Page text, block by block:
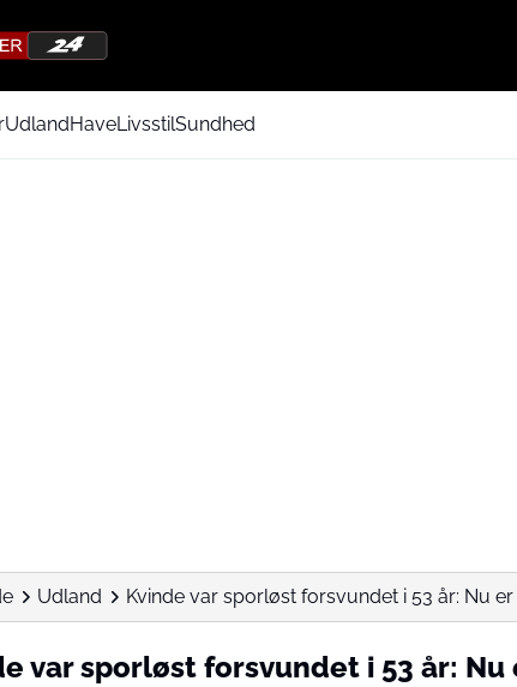
UdlandHaveLivsstilSundhed
Udland Kvinde var sporløst forsvundet i 53 år: Nu er
var sporløst forsvundet i 53 år: Nu